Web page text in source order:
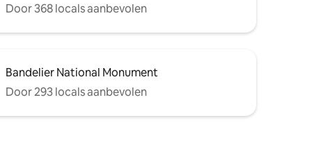
Door 368 locals aanbevolen
Bandelier National Monument
Door 293 locals aanbevolen